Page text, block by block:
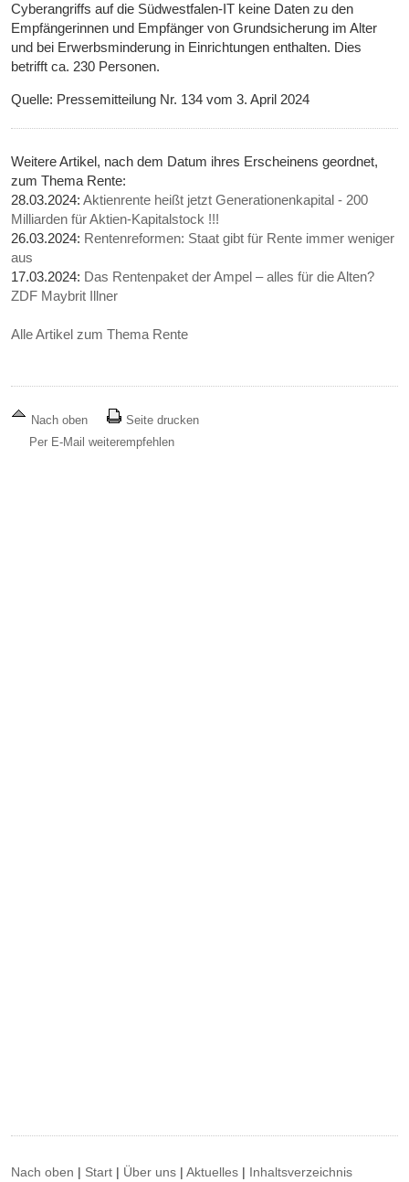
Cyberangriffs auf die Südwestfalen-IT keine Daten zu den
Empfängerinnen und Empfänger von Grundsicherung im Alter
und bei Erwerbsminderung in Einrichtungen enthalten. Dies
betrifft ca. 230 Personen.
Quelle: Pressemitteilung Nr. 134 vom 3. April 2024
Weitere Artikel, nach dem Datum ihres Erscheinens geordnet,
zum Thema Rente:
28.03.2024:Aktienrente heißt jetzt Generationenkapital - 200
Milliarden für Aktien-Kapitalstock !!!
26.03.2024: Rentenreformen: Staat gibt für Rente immer weniger
aus
17.03.2024: Das Rentenpaket der Ampel – alles für die Alten?
ZDF Maybrit Illner
Alle Artikel zum Thema Rente
Nach oben
Seite drucken
Per E-Mail weiterempfehlen
Nach oben | Start | Über uns |Aktuelles | Inhaltsverzeichnis